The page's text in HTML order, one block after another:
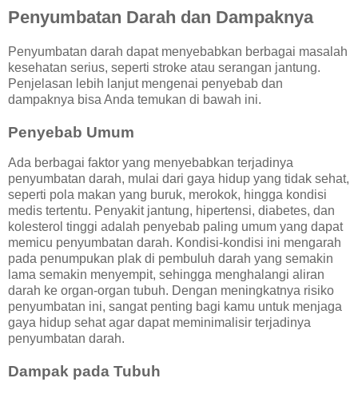
Penyumbatan Darah dan Dampaknya
Penyumbatan darah dapat menyebabkan berbagai masalah
kesehatan serius, seperti stroke atau serangan jantung.
Penjelasan lebih lanjut mengenai penyebab dan
dampaknya bisa Anda temukan di bawah ini.
Penyebab Umum
Ada berbagai faktor yang menyebabkan terjadinya
penyumbatan darah, mulai dari gaya hidup yang tidak sehat,
seperti pola makan yang buruk, merokok, hingga kondisi
medis tertentu. Penyakit jantung, hipertensi, diabetes, dan
kolesterol tinggi adalah penyebab paling umum yang dapat
memicu penyumbatan darah. Kondisi-kondisi ini mengarah
pada penumpukan plak di pembuluh darah yang semakin
lama semakin menyempit, sehingga menghalangi aliran
darah ke organ-organ tubuh. Dengan meningkatnya risiko
penyumbatan ini, sangat penting bagi kamu untuk menjaga
gaya hidup sehat agar dapat meminimalisir terjadinya
penyumbatan darah.
Dampak pada Tubuh